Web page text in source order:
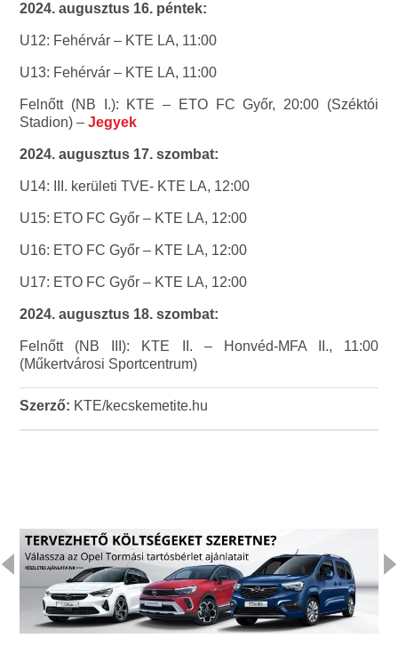
2024. augusztus 16. péntek:
U12: Fehérvár – KTE LA, 11:00
U13: Fehérvár – KTE LA, 11:00
Felnőtt (NB I.): KTE – ETO FC Győr, 20:00 (Széktói
Stadion) –Jegyek
2024. augusztus 17. szombat:
U14: III. kerületi TVE- KTE LA, 12:00
U15: ETO FC Győr – KTE LA, 12:00
U16: ETO FC Győr – KTE LA, 12:00
U17: ETO FC Győr – KTE LA, 12:00
2024. augusztus 18. szombat:
Felnőtt (NB III): KTE II. – Honvéd-MFA II., 11:00
(Műkertvárosi Sportcentrum)
Szerző: KTE/kecskemetite.hu